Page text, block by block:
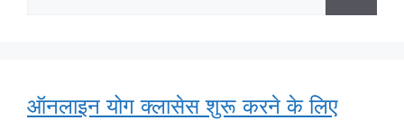
ऑनलाइन योग क्लासेस शुरू करने के लिए